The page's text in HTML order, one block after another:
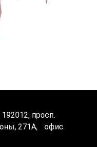
просп.
271A, офис